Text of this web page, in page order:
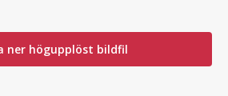
ner högupplöst bildfil